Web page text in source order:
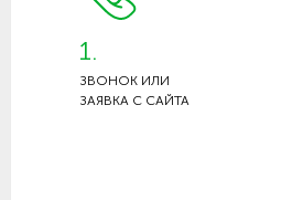
1.
ЗВОНОК ИЛИ
ЗАЯВКА С САЙТА